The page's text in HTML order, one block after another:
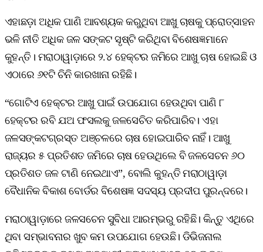
ଏହାଛଡ଼ା ଅଧିକ ପାଣି ଆବଶ୍ୟକ କରୁଥିବା ଆଖୁ ଚାଷକୁ ପ୍ରୋତ୍ସାହନ
ଭଳି ନୀତି ଅଧିକ ଜଳ ସଙ୍କଟ ସୃଷ୍ଟି କରିଥିବା ବିଶେଷଜ୍ଞମାନେ
କୁହନ୍ତି। ମରାଠାୱାଡ଼ାରେ ୨.୪ ହେକ୍ଟର ଜମିରେ ଆଖୁ ଚାଷ ହୋଇଛି ଓ
ଏଠାରେ ୬୧ଟି ଚିନି କାରଖାନା ରହିଛି।
“ଗୋଟିଏ ହେକ୍ଟର ଆଖୁ ପାଇଁ ଉପଯୋଗ ହେଉଥିବା ପାଣି ୮
ହେକ୍ଟର ରବି ଯଅ ଫସଲକୁ ଜଳସେଚିତ କରିପାରିବ। ଏହା
ଜଳସଙ୍କଟଗ୍ରସ୍ତ ଅଞ୍ଚଳରେ ଚାଷ ହୋଇପାରିବ ନାହିଁ। ଆଖୁ
ରାଜ୍ୟର ୫ ପ୍ରତିଶତ ଜମିରେ ଚାଷ ହେଉଥିଲେ ବି ଜଳସେଚନ ୬୦
ପ୍ରତିଶତ ଜଳ ଟାଣି ନେଇଥାଏ”, ବୋଲି କୁହନ୍ତି ମରାଠାୱାଡ଼ା
ବୈଧାନିକ ବିକାଶ ବୋର୍ଡର ବିଶେଷଜ୍ଞ ସଦସ୍ୟ ପ୍ରଦୀପ ପୁରନ୍ଦରେ।
ମରାଠାୱାଡ଼ାରେ ଜଳସଚେନ ସୁବିଧା ଆରମ୍ଭରୁ ରହିଛି। କିନ୍ତୁ ଏଥିରେ
ଥିବା ସମ୍ଭାବନାର ଖୁବ କମ ଉପଯୋଗ ହେଉଛି। ଡିଭିଜନାଲ